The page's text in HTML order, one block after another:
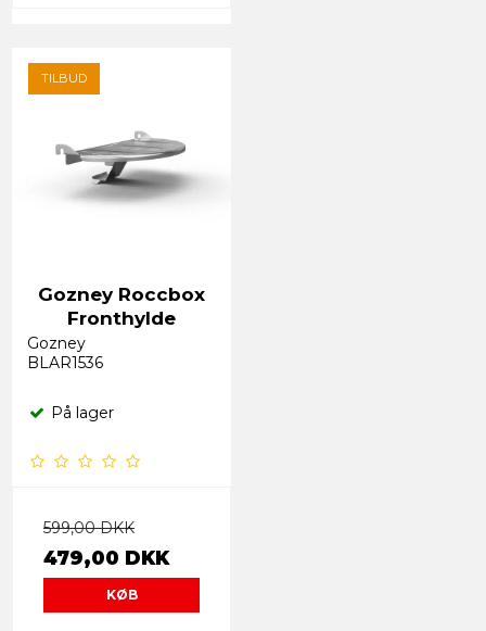
TILBUD
Gozney Roccbox
Fronthylde
Gozney
BLAR1536
På lager
599,00 DKK
479,00 DKK
KØB